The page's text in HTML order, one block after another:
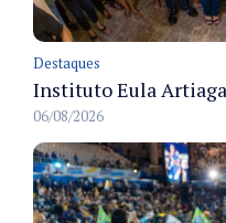
Destaques
06/08/2026